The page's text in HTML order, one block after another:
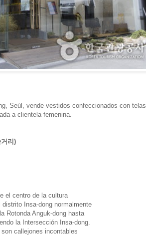
Seúl, vende vestidos confeccionados con telas
a clientela femenina.
리)
el centro de la cultura
Insa-dong normalmente
Rotonda Anguk-dong hasta
la Intersección Insa-dong.
callejones incontables